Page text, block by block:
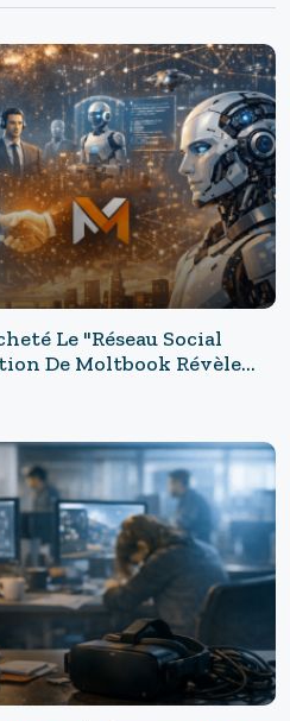
Le "réseau Social
De Moltbook Révèle
L'Internet De Nouvelle